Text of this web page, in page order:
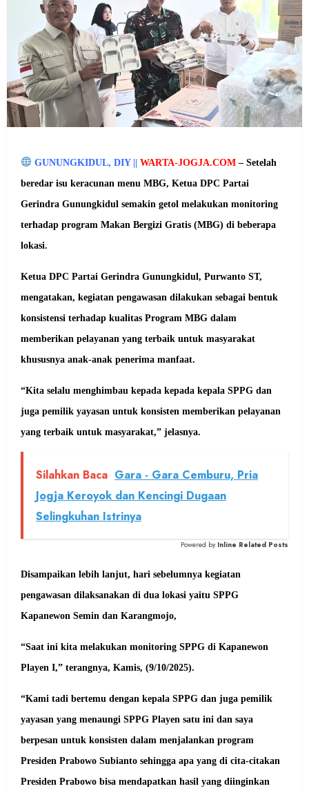
GUNUNGKIDUL, DIY || WARTA-JOGJA.COM – Setelah
beredar isu keracunan menu MBG, Ketua DPC Partai
Gerindra Gunungkidul semakin getol melakukan monitoring
terhadap program Makan Bergizi Gratis (MBG) di beberapa
lokasi.
Ketua DPC Partai Gerindra Gunungkidul, Purwanto ST,
mengatakan, kegiatan pengawasan dilakukan sebagai bentuk
konsistensi terhadap kualitas Program MBG dalam
memberikan pelayanan yang terbaik untuk masyarakat
khususnya anak-anak penerima manfaat.
“Kita selalu menghimbau kepada kepada kepala SPPG dan
juga pemilik yayasan untuk konsisten memberikan pelayanan
yang terbaik untuk masyarakat,” jelasnya.
Silahkan Baca Gara - Gara Cemburu, Pria
Jogja Keroyok dan Kencingi Dugaan
Selingkuhan Istrinya
Powered by Inline Related Posts
Disampaikan lebih lanjut, hari sebelumnya kegiatan
pengawasan dilaksanakan di dua lokasi yaitu SPPG
Kapanewon Semin dan Karangmojo,
“Saat ini kita melakukan monitoring SPPG di Kapanewon
Playen I,” terangnya, Kamis, (9/10/2025).
“Kami tadi bertemu dengan kepala SPPG dan juga pemilik
yayasan yang menaungi SPPG Playen satu ini dan saya
berpesan untuk konsisten dalam menjalankan program
Presiden Prabowo Subianto sehingga apa yang di cita-citakan
Presiden Prabowo bisa mendapatkan hasil yang diinginkan